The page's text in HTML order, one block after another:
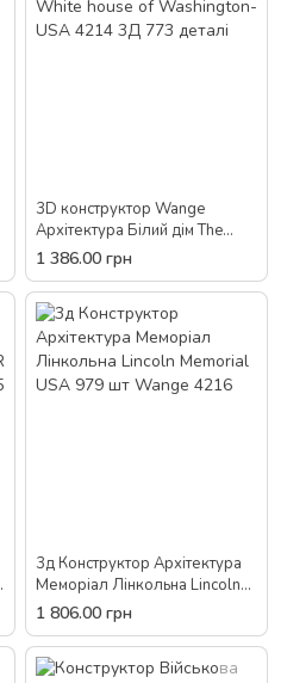
3D конструктор Wange
Архітектура Білий дім The
White house of Washington-
USA 4214 3Д 773 деталі
1 386.00 грн
3д Конструктор Архітектура
Меморіал Лінкольна Lincoln
Memorial USA 979 шт Wange
1 806.00 грн